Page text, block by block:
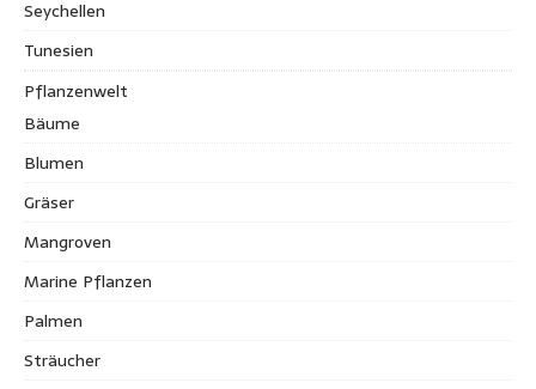
Seychellen
Tunesien
Pflanzenwelt
Bäume
Blumen
Gräser
Mangroven
Marine Pflanzen
Palmen
Sträucher